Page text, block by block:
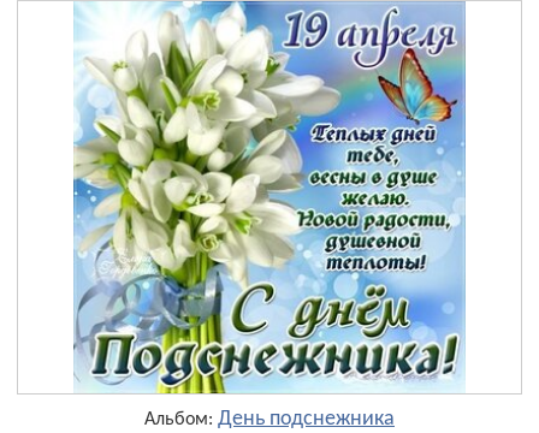
Альбом: День подснежника